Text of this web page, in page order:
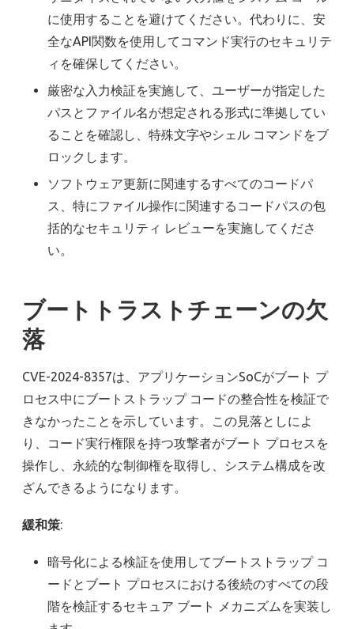
に使用することを避けてください。代わりに、安
全なAPI関数を使用してコマンド実行のセキュリテ
ィを確保してください。
厳密な入力検証を実施して、ユーザーが指定した
パスとファイル名が想定される形式に準拠してい
ることを確認し、特殊文字やシェル コマンドをブ
ロックします。
ソフトウェア更新に関連するすべてのコードパ
ス、特にファイル操作に関連するコードパスの包
括的なセキュリティ レビューを実施してくださ
い。
ブートトラストチェーンの欠
落
CVE-2024-8357は、アプリケーションSoCがブート プ
ロセス中にブートストラップ コードの整合性を検証で
きなかったことを示しています。この見落としによ
り、コード実行権限を持つ攻撃者がブート プロセスを
操作し、永続的な制御権を取得し、システム構成を改
ざんできるようになります。
緩和策:
暗号化による検証を使用してブートストラップ コ
ードとブート プロセスにおける後続のすべての段
階を検証するセキュア ブート メカニズムを実装し